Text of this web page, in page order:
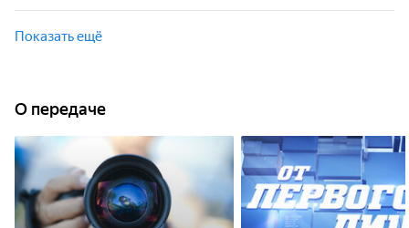
Formula Drift Chfmpionship Series в США?
Мир автомобилей, грузовиков и шин на примере
удивительных поворотов жизни профессионального
гонщика Мэтта Филда. Чего стоит для водителей участие в
Показать ещё
О передаче